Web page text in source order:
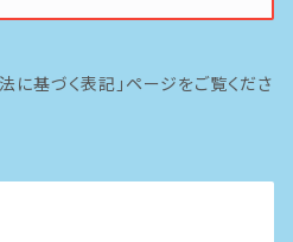
基づく表記」ページをご覧くださ